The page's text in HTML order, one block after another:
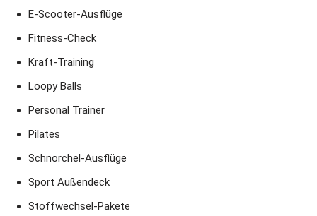
E-Scooter-Ausflüge
Fitness-Check
Kraft-Training
Loopy Balls
Personal Trainer
Pilates
Schnorchel-Ausflüge
Sport Außendeck
Stoffwechsel-Pakete